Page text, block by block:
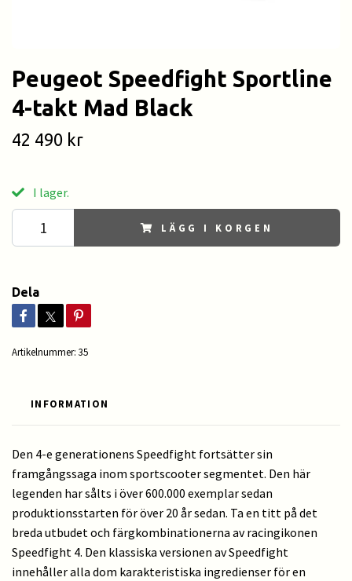
Peugeot Speedfight Sportline
4-takt Mad Black
42 490 kr
I lager.
LÄGG I KORGEN
Dela
Artikelnummer: 35
INFORMATION
Den 4-e generationens Speedfight fortsätter sin
framgångssaga inom sportscooter segmentet. Den här
legenden har sålts i över 600.000 exemplar sedan
produktionsstarten för över 20 år sedan. Ta en titt på det
breda utbudet och färgkombinationerna av racingikonen
Speedfight 4. Den klassiska versionen av Speedfight
innehåller alla dom karakteristiska ingredienser för en